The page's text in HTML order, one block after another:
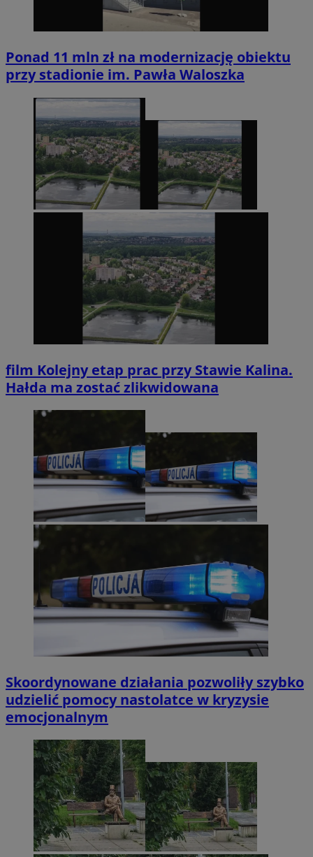
Ponad 11 mln zł na modernizację obiektu
przy stadionie im. Pawła Waloszka
film Kolejny etap prac przy Stawie Kalina.
Hałda ma zostać zlikwidowana
Skoordynowane działania pozwoliły szybko
udzielić pomocy nastolatce w kryzysie
emocjonalnym